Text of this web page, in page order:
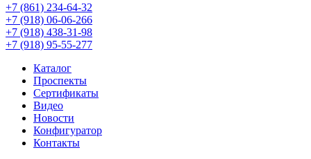
+7 (861) 234-64-32
+7 (918) 06-06-266
+7 (918) 438-31-98
+7 (918) 95-55-277
Каталог
Проспекты
Сертификаты
Видео
Новости
Конфигуратор
Контакты